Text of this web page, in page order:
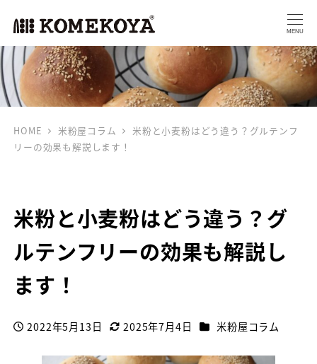
MENU
HOME 米粉屋コラム
米粉と小麦粉はどう違う？グルテンフ
リーの効果も解説します！
米粉と小麦粉はどう違う？グ
ルテンフリーの効果も解説し
ます！
投稿日
2022年5月13日
更新日
2025年7月4日 カテゴリー
米粉屋コラム